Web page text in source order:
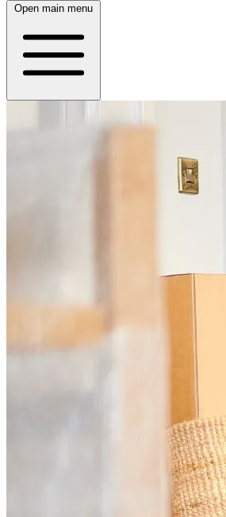
Open main menu